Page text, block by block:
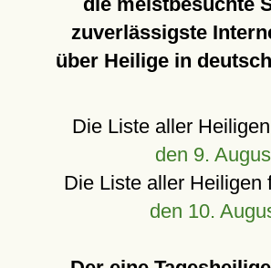
zuverlässigste
über Heilige in
Die Liste aller
den 9.
Die Liste aller Heiligen
den 10.